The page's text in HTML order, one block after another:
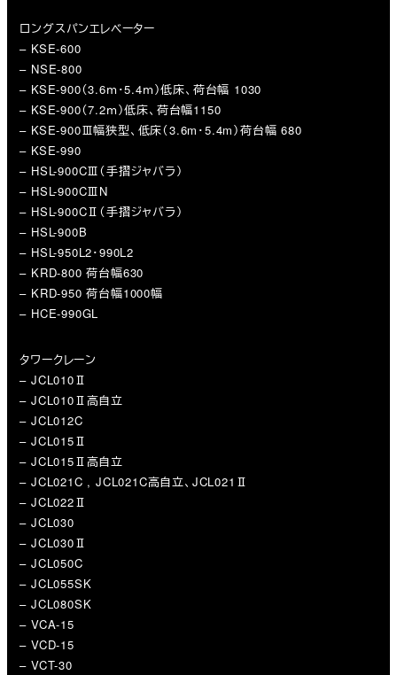
ロングスパンエレベーター
– KSE-600
– NSE-800
– KSE-900（3.6ｍ・5.4ｍ）低床、荷台幅 1030
– KSE-900（7.2ｍ）低床、荷台幅1150
– KSE-900Ⅲ幅狭型、低床（3.6m・5.4m）荷台幅 680
– KSE-990
– HSL-900CⅢ（手摺ジャバラ）
– HSL-900CⅢN
– HSL-900CⅡ（手摺ジャバラ）
– HSL-900B
– HSL-950L2・990L2
– KRD-800 荷台幅630
– KRD-950 荷台幅1000幅
– HCE-990GL
タワークレーン
– JCL010Ⅱ
– JCL010Ⅱ高自立
– JCL012C
– JCL015Ⅱ
– JCL015Ⅱ高自立
– JCL021C , JCL021C高自立、JCL021Ⅱ
– JCL022Ⅱ
– JCL030
– JCL030Ⅱ
– JCL050C
– JCL055SK
– JCL080SK
– VCA-15
– VCD-15
– VCT-30